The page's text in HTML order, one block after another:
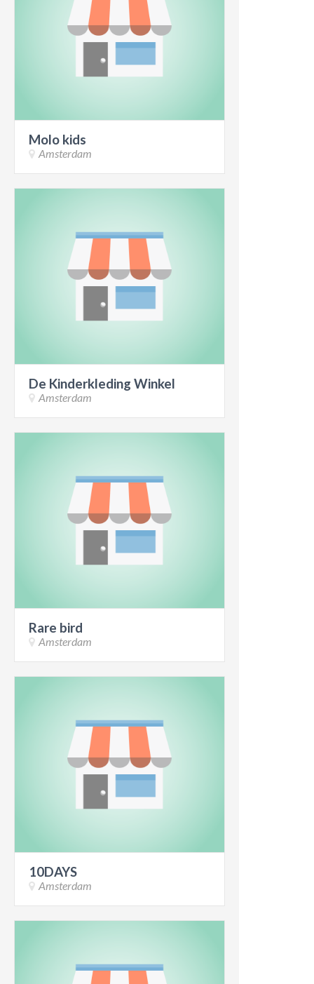
Molo kids
Amsterdam
De Kinderkleding Winkel
Amsterdam
Rare bird
Amsterdam
10DAYS
Amsterdam